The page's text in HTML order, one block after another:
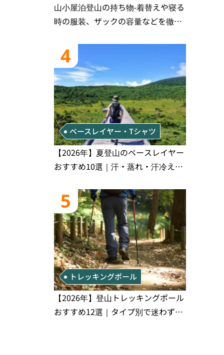
山小屋泊登山の持ち物‐着替えや寝る
時の服装、ザックの容量などを徹底
4
ベースレイヤー・Tシャツ
【2026年】夏登山のベースレイヤー
おすすめ10選｜汗・蒸れ・汗冷え対
5
トレッキングポール
【2026年】登山トレッキングポール
おすすめ12選｜タイプ別で迷わず選